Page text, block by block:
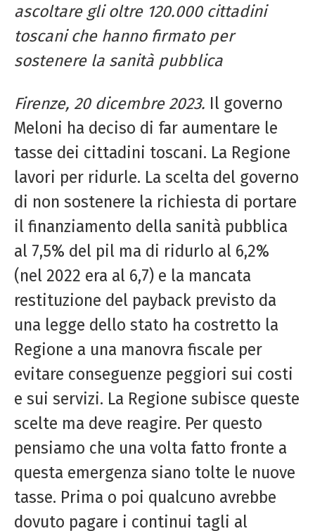
ascoltare gli oltre 120.000 cittadini
toscani che hanno firmato per
sostenere la sanità pubblica
Firenze, 20 dicembre 2023. Il governo
Meloni ha deciso di far aumentare le
tasse dei cittadini toscani. La Regione
lavori per ridurle. La scelta del governo
di non sostenere la richiesta di portare
il finanziamento della sanità pubblica
al 7,5% del pil ma di ridurlo al 6,2%
(nel 2022 era al 6,7) e la mancata
restituzione del payback previsto da
una legge dello stato ha costretto la
Regione a una manovra fiscale per
evitare conseguenze peggiori sui costi
e sui servizi. La Regione subisce queste
scelte ma deve reagire. Per questo
pensiamo che una volta fatto fronte a
questa emergenza siano tolte le nuove
tasse. Prima o poi qualcuno avrebbe
dovuto pagare i continui tagli al